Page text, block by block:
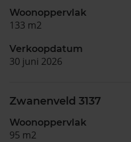
Woonoppervlak
133 m2
Verkoopdatum
30 juni 2026
Zwanenveld 3137
Woonoppervlak
95 m2